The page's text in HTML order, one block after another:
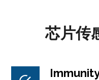
芯片传